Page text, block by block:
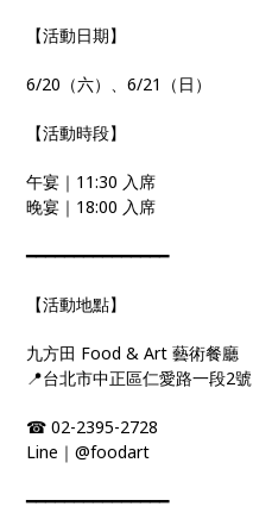
【活動日期】
6/20（六）、6/21（日）
【活動時段】
午宴｜11:30 入席
晚宴｜18:00 入席
━━━━━━━━━━━━━━━
【活動地點】
九方田 Food & Art 藝術餐廳
📍台北市中正區仁愛路一段2號
☎ 02-2395-2728
Line｜@foodart
━━━━━━━━━━━━━━━